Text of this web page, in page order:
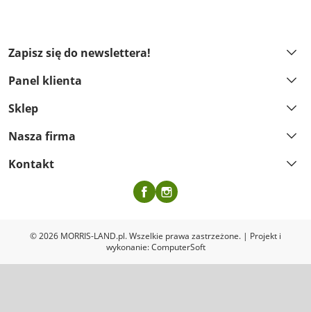
Zapisz się do newslettera!
Panel klienta
Sklep
Nasza firma
Kontakt
Facebook
Instagram
© 2026 MORRIS-LAND.pl. Wszelkie prawa zastrzeżone. | Projekt i
wykonanie:ComputerSoft